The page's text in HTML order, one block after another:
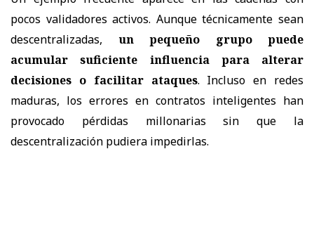
pocos validadores activos. Aunque técnicamente sean
descentralizadas, un pequeño grupo puede
acumular suficiente influencia para alterar
decisiones o facilitar ataques. Incluso en redes
maduras, los errores en contratos inteligentes han
provocado pérdidas millonarias sin que la
descentralización pudiera impedirlas.